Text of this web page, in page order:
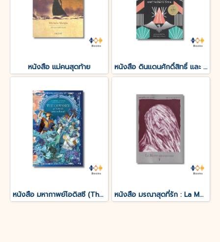
หนังสือ แม่คนสุดท้าย หนังสือ ดินแดนศักดิ์สิทธิ์ และ ยิ้มแห่งนิรันดร์
หนังสือ มหากาพย์โอดิสซี (The Odyssey of Homer) หนังสือ มรณาสุดที่รัก : La Morte amoureuse